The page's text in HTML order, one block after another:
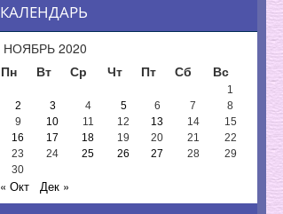
КАЛЕНДАРЬ
НОЯБРЬ 2020
Пн
Вт Ср Чт Пт Сб Вс
1
2
3 4 5 6 7
8
9
10 11 12 13 14
15
16
17 18 19 20 21
22
23
24 25 26 27 28
29
30
« Окт Дек »